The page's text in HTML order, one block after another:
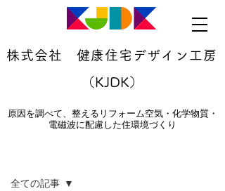
株式会社 健康住宅デザイン工房
（KJDK）
原因を調べて、整えるリフォーム空気・化学物質・
電磁波に配慮した住環境づくり
全ての記事